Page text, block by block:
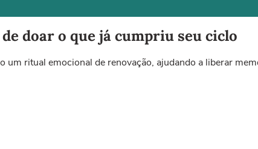
doar o que já cumpriu seu ciclo
ritual emocional de renovação, ajudando a liberar